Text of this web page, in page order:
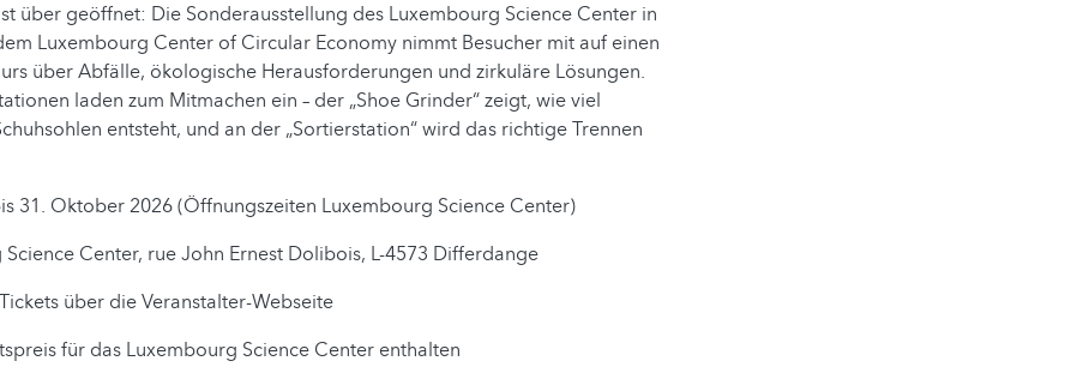
über geöffnet: Die Sonderausstellung des Luxembourg Science Center in
Luxembourg Center of Circular Economy nimmt Besucher mit auf einen
über Abfälle, ökologische Herausforderungen und zirkuläre Lösungen.
laden zum Mitmachen ein – der „Shoe Grinder“ zeigt, wie viel
entsteht, und an der „Sortierstation“ wird das richtige Trennen
31. Oktober 2026 (Öffnungszeiten Luxembourg Science Center)
Center, rue John Ernest Dolibois, L-4573 Differdange
über die Veranstalter-Webseite
für das Luxembourg Science Center enthalten